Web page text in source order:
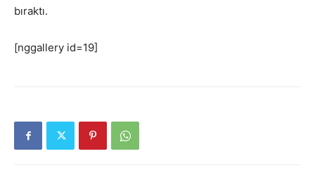
bıraktı.
[nggallery id=19]